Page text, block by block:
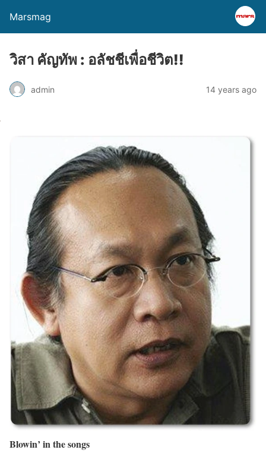
Marsmag
วิสา คัญทัพ : อลัชชีเพื่อชีวิต!!
admin 14 years ago
Blowin’ in the songs